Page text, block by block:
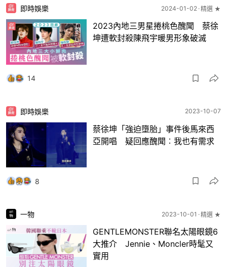
即時娛樂 2024-01-02 精選 ★
2023內地三男星捲桃色醜聞 蔡徐
坤遭軟封殺陳飛宇暖男形象破滅
14
即時娛樂 2023-10-07
蔡徐坤「強迫墮胎」事件後馬來西
亞開唱 疑回應醜聞︰我也有需求
8
一物 2023-10-01 精選 ★
GENTLEMONSTER聯名太陽眼鏡6
大推介 Jennie、Moncler時髦又
實用